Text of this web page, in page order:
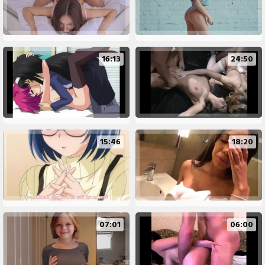
16:13 24:50
15:46 18:20
07:01 06:00